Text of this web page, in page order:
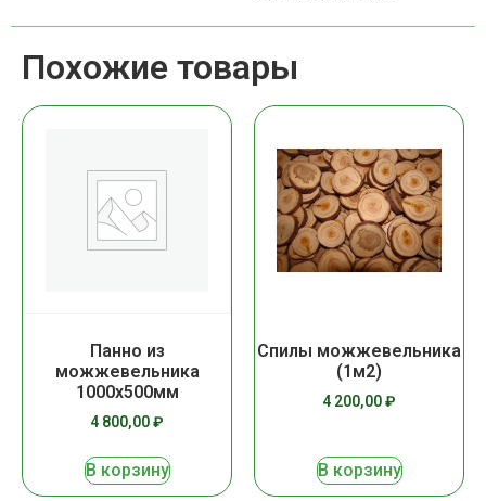
Похожие товары
Панно из
можжевельника
1000х500мм
4 800,00₽
В корзину
Спилы можжевельника
(1м2)
4 200,00₽
В корзину